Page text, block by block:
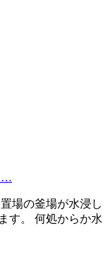
…
場の釜場が水浸し
す。 何処からか水